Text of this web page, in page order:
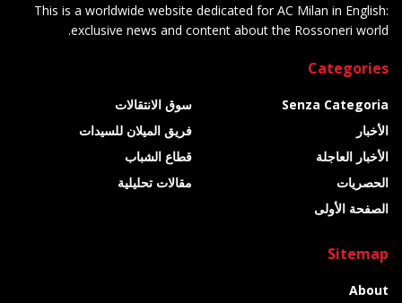
This is a worldwide website dedicated for AC Milan in English:
exclusive news and content about the Rossoneri world.
Categories
Senza Categoria
الأخبار
الأخبار العاجلة
الحصريات
الصفحة الأولى
سوق الانتقالات
فريق الميلان للسيدات
قطاع الشباب
مقالات تحليلية
Sitemap
About